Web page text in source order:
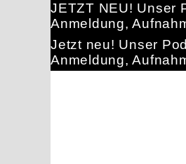
JETZT NEU! Unser
Anmeldung,
Jetzt neu! Unser
Anmeldung,